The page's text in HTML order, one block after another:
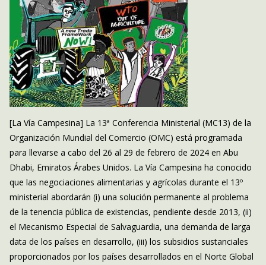
[La Vía Campesina] La 13ª Conferencia Ministerial (MC13) de la
Organización Mundial del Comercio (OMC) está programada
para llevarse a cabo del 26 al 29 de febrero de 2024 en Abu
Dhabi, Emiratos Árabes Unidos. La Vía Campesina ha conocido
que las negociaciones alimentarias y agrícolas durante el 13º
ministerial abordarán (i) una solución permanente al problema
de la tenencia pública de existencias, pendiente desde 2013, (ii)
el Mecanismo Especial de Salvaguardia, una demanda de larga
data de los países en desarrollo, (iii) los subsidios sustanciales
proporcionados por los países desarrollados en el Norte Global